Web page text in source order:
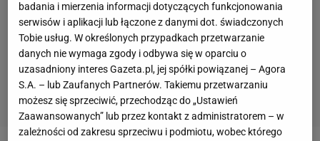
badania i mierzenia informacji dotyczących funkcjonowania
serwisów i aplikacji lub łączone z danymi dot. świadczonych
Tobie usług. W określonych przypadkach przetwarzanie
danych nie wymaga zgody i odbywa się w oparciu o
uzasadniony interes Gazeta.pl, jej spółki powiązanej – Agora
S.A. – lub Zaufanych Partnerów. Takiemu przetwarzaniu
możesz się sprzeciwić, przechodząc do „Ustawień
Zaawansowanych” lub przez kontakt z administratorem – w
zależności od zakresu sprzeciwu i podmiotu, wobec którego